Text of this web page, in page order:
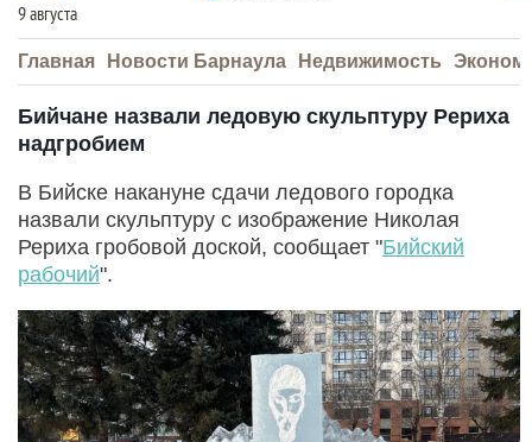
9 августа
Главная Новости Барнаула Недвижимость
Бийчане назвали ледовую скульптуру Рериха
надгробием
В Бийске накануне сдачи ледового городка
назвали скульптуру с изображение Николая
Рериха гробовой доской, сообщает "Бийский
рабочий".